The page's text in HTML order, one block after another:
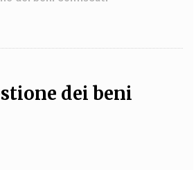
TEAM dei beni